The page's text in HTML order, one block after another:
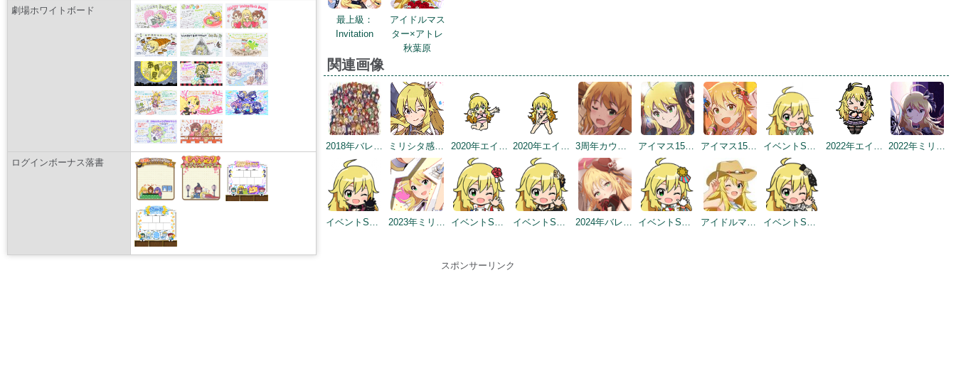
劇場ホワイトボード
ログインボーナス落書
最上級：
Invitation
アイドルマス
ター×アトレ
秋葉原
関連画像
2018年バレンタインデー公式ツイート ミリシタ感謝祭2019～2020 2020年エイプリルフールネタ 2020年エイプリルフールネタ 3周年カウントダウンイラスト アイマス15周年記念 アイマス15周年記念 イベントSD #3 2022年エイプリルフールネタ 2022年ミリシタ5周年トップ画面
イベントSD #2 2023年ミリシタ4周年イメージ イベントSD #8 イベントSD #10 2024年バレンタインデートップ画面 イベントSD #325 アイドルマスター×成田ゆめ牧場 みんなとすごす成田ゆめ牧場 ～穴掘りの頂点を目指しますぅ！～ イベントSD #387
スポンサーリンク